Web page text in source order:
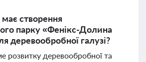
створення
парку «Фенікс-Долина
деревообробної галузі?
розвитку деревообробної та